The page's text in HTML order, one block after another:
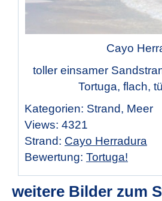
Cayo
toller einsamer
Tortuga, flach,
Kategorien: Strand, Meer
Views: 4321
Strand: Cayo Herradura
Bewertung: Tortuga!
weitere Bilder zum